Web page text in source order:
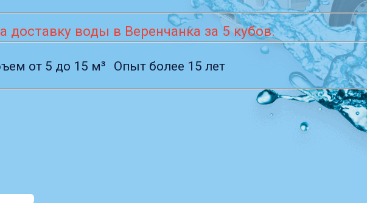
воды в Веренчанка за 5 кубов.
от 5 до 15 м³ Опыт более 15 лет